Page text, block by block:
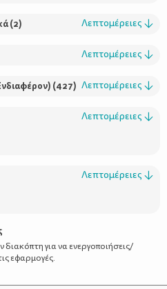
σησαμέλαιο
(2) Λεπτομέρειες ↓
Λεπτομέρειες ↓
(427) Λεπτομέρειες ↓
Λεπτομέρειες ↓
Λεπτομέρειες ↓
για να ενεργοποιήσεις/
εφαρμογές.